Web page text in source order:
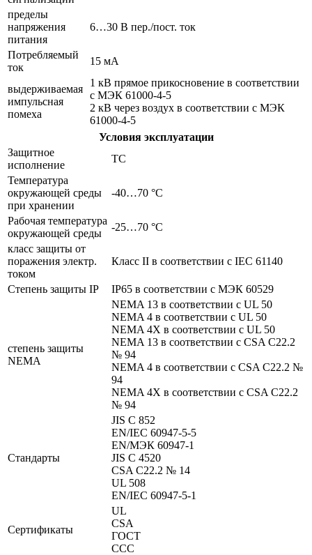
пределы
напряжения
питания
6…30 В пер./пост. ток
Потребляемый
ток
15 мА
выдерживаемая
импульсная
помеха
1 кВ прямое прикосновение в соответствии
с МЭК 61000-4-5
2 кВ через воздух в соответствии с МЭК
61000-4-5
Условия эксплуатации
Защитное
исполнение
TC
Температура
окружающей среды
при хранении
-40…70 °C
Рабочая температура
окружающей среды
-25…70 °C
класс защиты от
поражения электр.
током
Класс II в соответствии с IEC 61140
Степень защиты IP IP65 в соответствии с МЭК 60529
степень защиты
NEMA
NEMA 13 в соответствии с UL 50
NEMA 4 в соответствии с UL 50
NEMA 4X в соответствии с UL 50
NEMA 13 в соответствии с CSA C22.2
№ 94
NEMA 4 в соответствии с CSA C22.2 №
94
NEMA 4X в соответствии с CSA C22.2
№ 94
Стандарты
JIS C 852
EN/IEC 60947-5-5
EN/МЭК 60947-1
JIS C 4520
CSA C22.2 № 14
UL 508
EN/IEC 60947-5-1
Сертификаты
UL
CSA
ГОСТ
CCC